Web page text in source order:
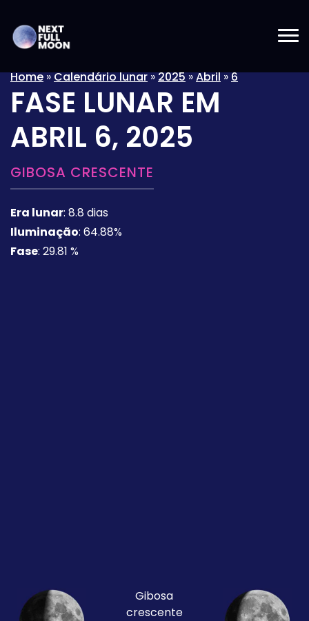
Home»Calendário lunar»2025»Abril»6
FASE LUNAR EM
ABRIL 6, 2025
GIBOSA CRESCENTE
Era lunar: 8.8 dias
Iluminação: 64.88%
Fase: 29.81 %
Gibosa
crescente